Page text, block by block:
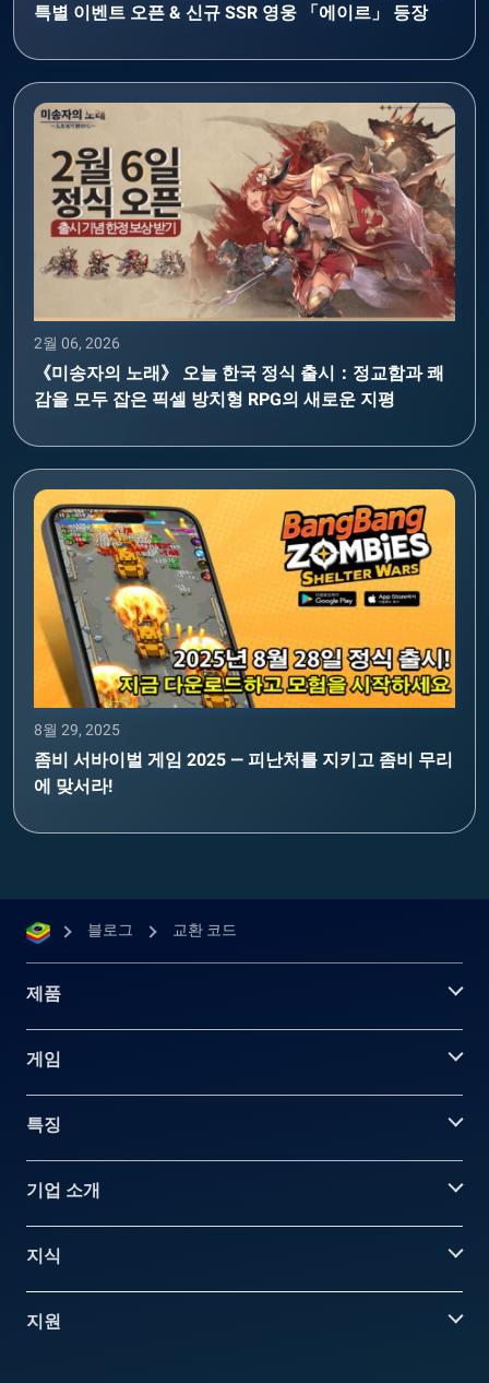
특별 이벤트 오픈 & 신규 SSR 영웅 「에이르」 등장
2월 06, 2026
《미송자의 노래》 오늘 한국 정식 출시：정교함과 쾌
감을 모두 잡은 픽셀 방치형 RPG의 새로운 지평
8월 29, 2025
좀비 서바이벌 게임 2025 — 피난처를 지키고 좀비 무리
에 맞서라!
블로그 교환 코드
제품
게임
특징
기업 소개
지식
지원